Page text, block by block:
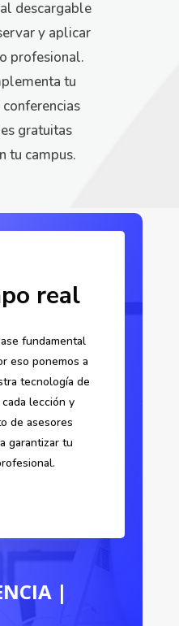
descargable
y aplicar
profesional.
tu
gratuitas
tu campus.
real
fundamental
eso ponemos a
tecnología de
lección y
de asesores
garantizar tu
|